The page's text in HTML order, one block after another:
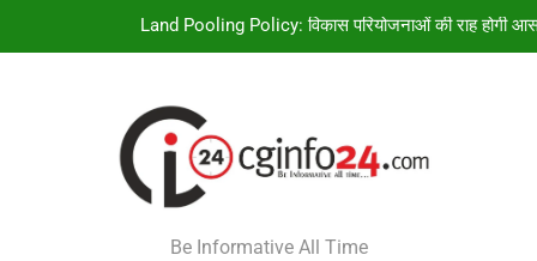
स्कूल शिक्षा विभाग के प्रमुख सचिव ने बच्चों के साथ बैठकर देखी पढ़ाई,
Chamba Bus Accident: अचानक पहाड़ी से नीचे
Land Pooling Policy: विकास परियोजनाओं की राह होगी
स्कूल शिक्षा विभाग के प्रमुख सचिव ने बच्चों के साथ बैठकर देखी पढ़ाई,
Be Informative All Time